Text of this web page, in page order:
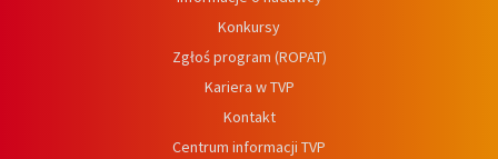
Konkursy
Zgłoś program (ROPAT)
Kariera w TVP
Kontakt
Centrum informacji TVP